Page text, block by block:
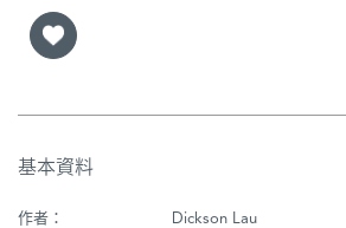
基本資料
作者：
Dickson Lau